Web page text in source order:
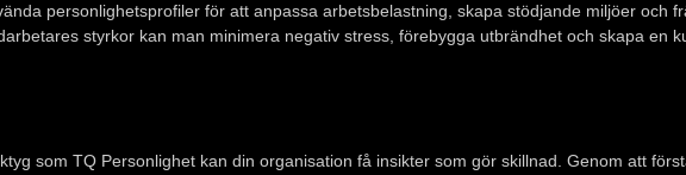
personlighetsprofiler för att anpassa arbetsbelastning, skapa stödjande miljöer och
styrkor kan man minimera negativ stress, förebygga utbrändhet och skapa en
som TQ Personlighet kan din organisation få insikter som gör skillnad. Genom att